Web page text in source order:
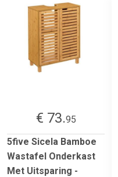
€ 73.95
5five Sicela Bamboe
Wastafel Onderkast
Met Uitsparing -